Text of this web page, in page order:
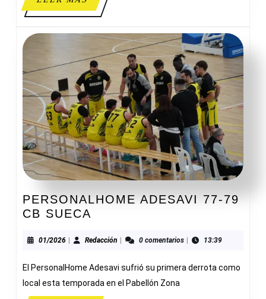
MÁS
PERSONALHOME ADESAVI 77-79
CB SUECA
77-
CB
SUECA
01/202601/2026
| Redacción Redacción
| 0 comentarios | 13:39
El PersonalHome Adesavi sufrió su primera derrota como
local esta temporada en el Pabellón Zona